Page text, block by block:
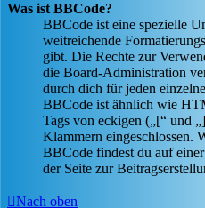
Was ist BBCode?
BBCode ist eine spezielle
weitreichende
gibt. Die Rechte zur
die Board-Administration
durch dich für jeden
BBCode ist ähnlich wie
Tags von eckigen („[“ und
Klammern eingeschlossen.
BBCode findest du auf
der Seite zur
Nach oben